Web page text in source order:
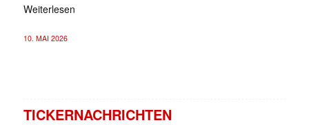
Weiterlesen
10. MAI 2026
TICKERNACHRICHTEN